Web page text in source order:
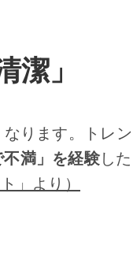
」
ります。トレン
満」を経験した
」より）